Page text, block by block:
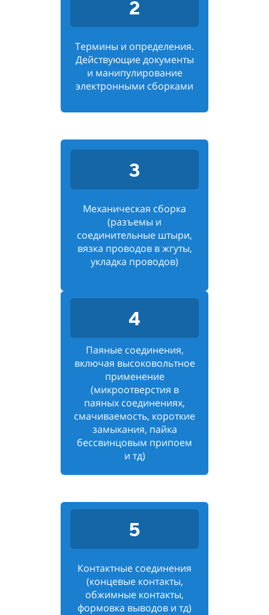
2
Термины и определения.
Действующие документы
и манипулирование
электронными сборками
3
Механическая сборка
(разъемы и
соединительные штыри,
вязка проводов в жгуты,
укладка проводов)
4
Паяные соединения,
включая высоковольтное
применение
(микроотверстия в
паяных соединениях,
смачиваемость, короткие
замыкания, пайка
бессвинцовым припоем
и тд)
5
Контактные соединения
(концевые контакты,
обжимные контакты,
формовка выводов и тд)